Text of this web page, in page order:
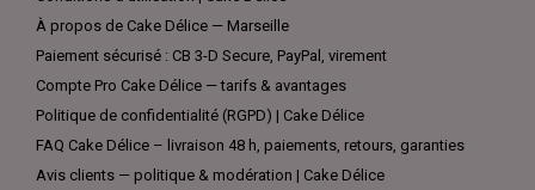
À propos de Cake Délice — Marseille
Paiement sécurisé : CB 3-D Secure, PayPal, virement
Compte Pro Cake Délice — tarifs & avantages
Politique de confidentialité (RGPD) | Cake Délice
FAQ Cake Délice – livraison 48 h, paiements, retours, garanties
Avis clients — politique & modération | Cake Délice